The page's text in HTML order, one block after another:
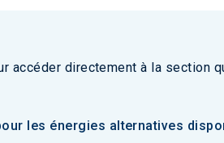
accéder directement à la section
les énergies alternatives